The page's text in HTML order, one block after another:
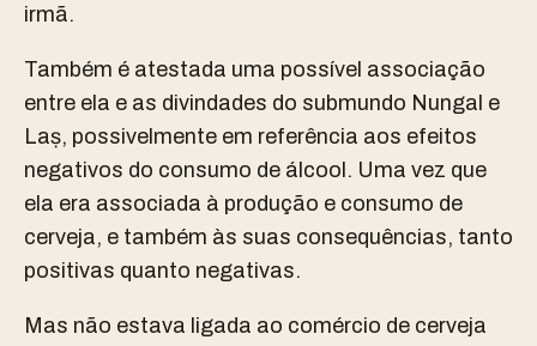
irmã.
Também é atestada uma possível associação
entre ela e as divindades do submundo Nungal e
Laṣ, possivelmente em referência aos efeitos
negativos do consumo de álcool. Uma vez que
ela era associada à produção e consumo de
cerveja, e também às suas consequências, tanto
positivas quanto negativas.
Mas não estava ligada ao comércio de cerveja